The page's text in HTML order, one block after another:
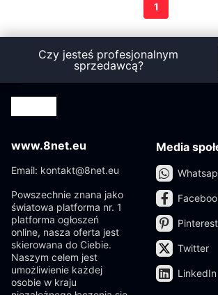
1
Czy jesteś profesjonalnym
sprzedawcą?
www.8net.eu
Email: kontakt@8net.eu
Powszechnie znana jako
światowa platforma nr. 1
platforma ogłoszeń
online, nasza oferta jest
skierowana do Ciebie.
Naszym celem jest
umożliwienie każdej
osobie w kraju
Media
Pinterest
Twitter
LinkedIn